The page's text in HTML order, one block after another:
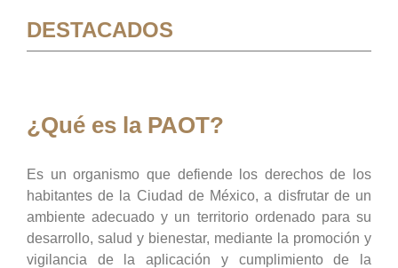
DESTACADOS
¿Qué es la PAOT?
Es un organismo que defiende los derechos de los
habitantes de la Ciudad de México, a disfrutar de un
ambiente adecuado y un territorio ordenado para su
desarrollo, salud y bienestar, mediante la promoción y
vigilancia de la aplicación y cumplimiento de la